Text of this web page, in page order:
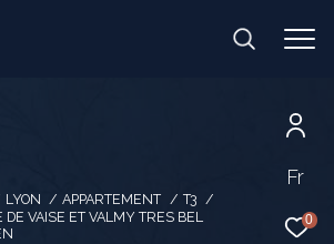
Fr
0
LYON APPARTEMENT
T3
DE VAISE ET VALMY TRES BEL